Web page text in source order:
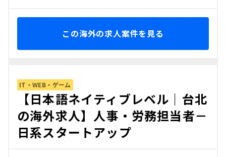
この海外の求人案件を見る
IT・WEB・ゲーム
【日本語ネイティブレベル｜台北
の海外求人】人事・労務担当者－
日系スタートアップ